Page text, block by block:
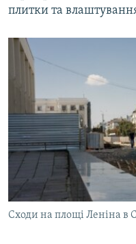
плитки та
Сходи на площі Леніна в